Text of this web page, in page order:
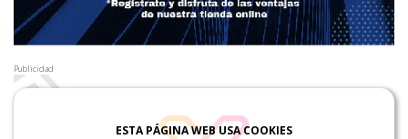
Publicidad
ESTA PÁGINA WEB USA COOKIES